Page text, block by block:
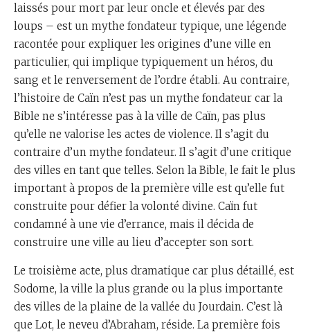
laissés pour mort par leur oncle et élevés par des
loups – est un mythe fondateur typique, une légende
racontée pour expliquer les origines d’une ville en
particulier, qui implique typiquement un héros, du
sang et le renversement de l’ordre établi. Au contraire,
l’histoire de Caïn n’est pas un mythe fondateur car la
Bible ne s’intéresse pas à la ville de Caïn, pas plus
qu’elle ne valorise les actes de violence. Il s’agit du
contraire d’un mythe fondateur. Il s’agit d’une critique
des villes en tant que telles. Selon la Bible, le fait le plus
important à propos de la première ville est qu’elle fut
construite pour défier la volonté divine. Caïn fut
condamné à une vie d’errance, mais il décida de
construire une ville au lieu d’accepter son sort.
Le troisième acte, plus dramatique car plus détaillé, est
Sodome, la ville la plus grande ou la plus importante
des villes de la plaine de la vallée du Jourdain. C’est là
que Lot, le neveu d’Abraham, réside. La première fois